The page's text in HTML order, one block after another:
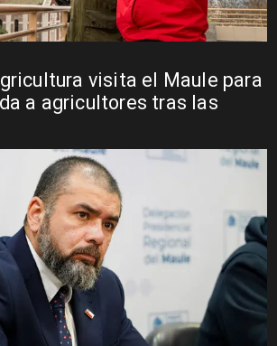
visita el Maule para
a agricultores tras las